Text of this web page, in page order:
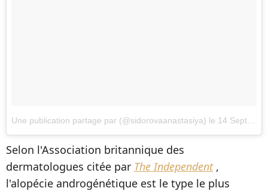
Une publication partage par (@sidorovaanastasiya) le 14 Sept. 2017 8h20 PDT
Selon l'Association britannique des
dermatologues citée par The Independent,
l'alopécie androgénétique est le type le plus